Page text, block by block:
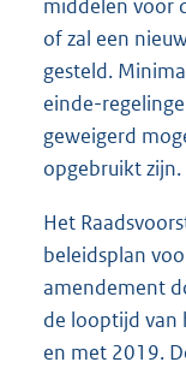
middelen voor
of zal een
gesteld.
einde-
geweigerd
opgebruikt zijn.
Het
beleidsplan
amendement
de looptijd van
en met 2019.